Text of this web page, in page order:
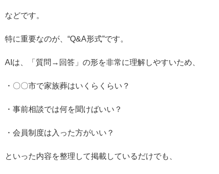
などです。
特に重要なのが、“Q&A形式”です。
AIは、「質問→回答」の形を非常に理解しやすいため、
・〇〇市で家族葬はいくらくらい？
・事前相談では何を聞けばいい？
・会員制度は入った方がいい？
といった内容を整理して掲載しているだけでも、